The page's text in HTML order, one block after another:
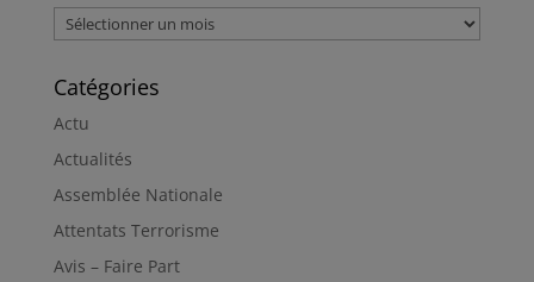
Archives
Catégories
Actu
Actualités
Assemblée Nationale
Attentats Terrorisme
Avis – Faire Part